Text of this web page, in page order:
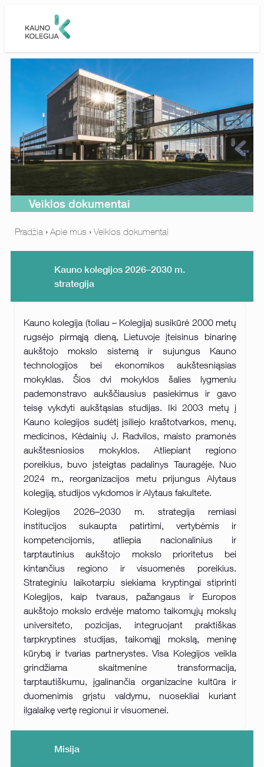
Veiklos dokumentai
Pradžia › Apie mus › Veiklos dokumentai
Kauno kolegijos 2026–2030 m.
strategija
Kauno kolegija (toliau – Kolegija) susikūrė 2000 metų
rugsėjo pirmąją dieną, Lietuvoje įteisinus binarinę
aukštojo mokslo sistemą ir sujungus Kauno
technologijos bei ekonomikos aukštesniąsias
mokyklas. Šios dvi mokyklos šalies lygmeniu
pademonstravo aukščiausius pasiekimus ir gavo
teisę vykdyti aukštąsias studijas. Iki 2003 metų į
Kauno kolegijos sudėtį įsiliejo kraštotvarkos, menų,
medicinos, Kėdainių J. Radvilos, maisto pramonės
aukštesniosios mokyklos. Atliepiant regiono
poreikius, buvo įsteigtas padalinys Tauragėje. Nuo
2024 m., reorganizacijos metu prijungus Alytaus
kolegiją, studijos vykdomos ir Alytaus fakultete.
Kolegijos 2026–2030 m. strategija remiasi
institucijos sukaupta patirtimi, vertybėmis ir
kompetencijomis, atliepia nacionalinius ir
tarptautinius aukštojo mokslo prioritetus bei
kintančius regiono ir visuomenės poreikius.
Strateginiu laikotarpiu siekiama kryptingai stiprinti
Kolegijos, kaip tvaraus, pažangaus ir Europos
aukštojo mokslo erdvėje matomo taikomųjų mokslų
universiteto, pozicijas, integruojant praktiškas
tarpkryptines studijas, taikomąjį mokslą, meninę
kūrybą ir tvarias partnerystes. Visa Kolegijos veikla
grindžiama skaitmenine transformacija,
tarptautiškumu, įgalinančia organizacine kultūra ir
duomenimis grįstu valdymu, nuosekliai kuriant
ilgalaikę vertę regionui ir visuomenei.
Misija